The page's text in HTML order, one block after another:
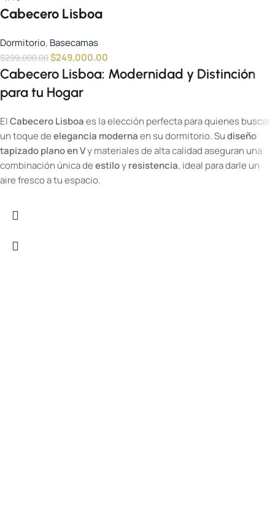
Cabecero Lisboa
Dormitorio, Basecamas
$299,000.00$249,000.00
Cabecero Lisboa: Modernidad y Distinción
para tu Hogar
ElCabecero Lisboaes la elección perfecta para quienes buscan
un toque deelegancia modernaen su dormitorio. Sudiseño
tapizado plano en Vy materiales de alta calidad aseguran una
combinación única deestiloyresistencia, ideal para darle un
aire fresco a tu espacio.